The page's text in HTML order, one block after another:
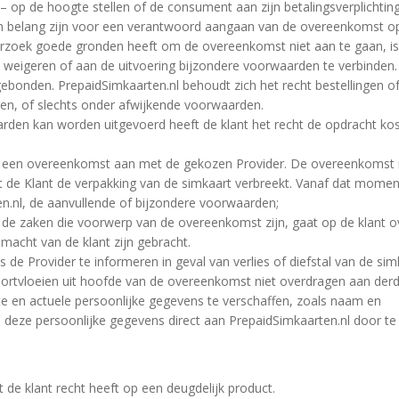
op de hoogte stellen of de consument aan zijn
zijn voor een verantwoord aangaan van de overeenkomst
goede gronden heeft om de overeenkomst niet aan te gaan,
of aan de uitvoering bijzondere voorwaarden te verbinden.
PrepaidSimkaarten.nl behoudt zich het recht bestellingen of
of slechts onder afwijkende voorwaarden.
kan worden uitgevoerd heeft de klant het recht de opdracht
overeenkomst aan met de gekozen Provider. De
Klant de verpakking van de simkaart verbreekt. Vanaf dat
de aanvullende of bijzondere voorwaarden;
zaken die voorwerp van de overeenkomst zijn, gaat op de klant
van de klant zijn gebracht.
de Provider te informeren in geval van verlies of diefstal van de
uit hoofde van de overeenkomst niet overdragen aan
en actuele persoonlijke gegevens te verschaffen, zoals naam en
persoonlijke gegevens direct aan PrepaidSimkaarten.nl door
klant recht heeft op een deugdelijk product.